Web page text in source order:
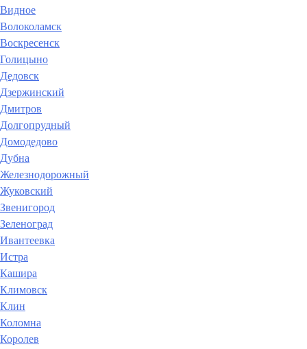
Видное
Волоколамск
Воскресенск
Голицыно
Дедовск
Дзержинский
Дмитров
Долгопрудный
Домодедово
Дубна
Железнодорожный
Жуковский
Звенигород
Зеленоград
Ивантеевка
Истра
Кашира
Климовск
Клин
Коломна
Королев